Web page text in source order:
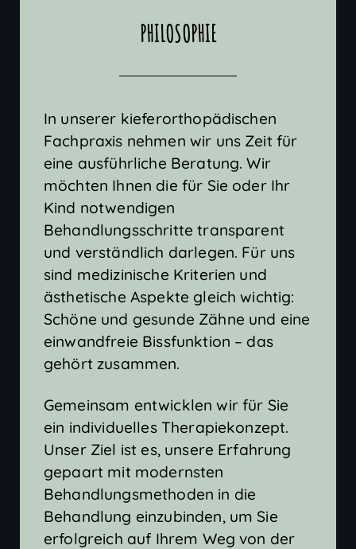
PHILOSOPHIE
In unserer kieferorthopädischen
Fachpraxis nehmen wir uns Zeit für
eine ausführliche Beratung. Wir
möchten Ihnen die für Sie oder Ihr
Kind notwendigen
Behandlungsschritte transparent
und verständlich darlegen. Für uns
sind medizinische Kriterien und
ästhetische Aspekte gleich wichtig:
Schöne und gesunde Zähne und eine
einwandfreie Bissfunktion – das
gehört zusammen.
Gemeinsam entwicklen wir für Sie
ein individuelles Therapiekonzept.
Unser Ziel ist es, unsere Erfahrung
gepaart mit modernsten
Behandlungsmethoden in die
Behandlung einzubinden, um Sie
erfolgreich auf Ihrem Weg von der